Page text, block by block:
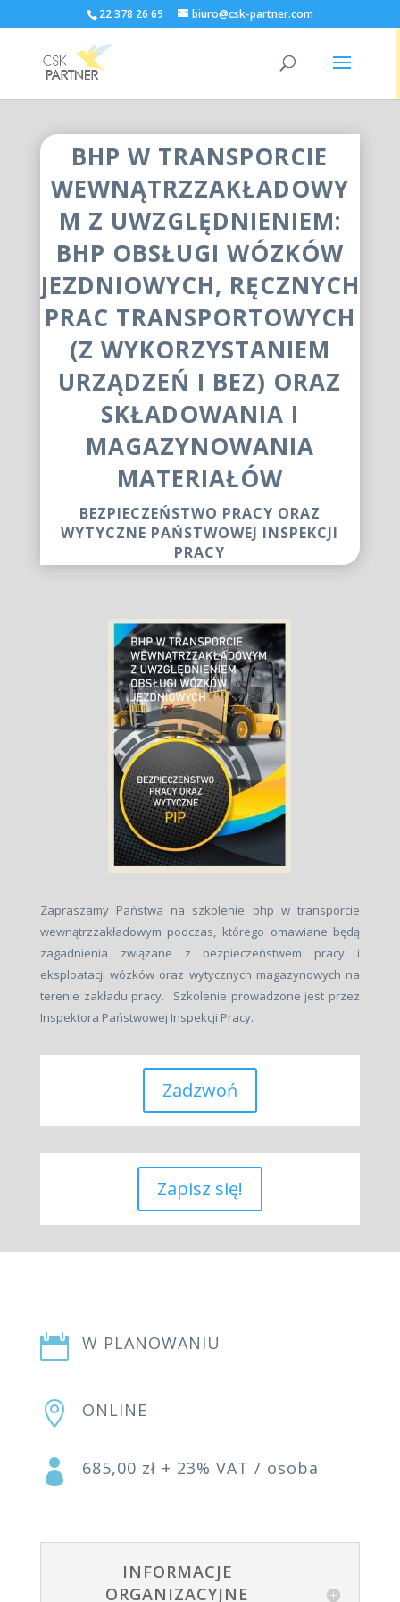
22 378 26 69 biuro@csk-partner.com
BHP W TRANSPORCIE
WEWNĄTRZZAKŁADOWY
M Z UWZGLĘDNIENIEM:
BHP OBSŁUGI WÓZKÓW
JEZDNIOWYCH, RĘCZNYCH
PRAC TRANSPORTOWYCH
(Z WYKORZYSTANIEM
URZĄDZEŃ I BEZ) ORAZ
SKŁADOWANIA I
MAGAZYNOWANIA
MATERIAŁÓW
BEZPIECZEŃSTWO PRACY ORAZ
WYTYCZNE PAŃSTWOWEJ INSPEKCJI
PRACY
Zapraszamy Państwa na szkolenie bhp w transporcie
wewnątrzzakładowym podczas, którego omawiane będą
zagadnienia związane z bezpieczeństwem pracy i
eksploatacji wózków oraz wytycznych magazynowych na
terenie zakładu pracy. Szkolenie prowadzone jest przez
Inspektora Państwowej Inspekcji Pracy.
Zadzwoń
Zapisz się!
 W PLANOWANIU
 ONLINE
 685,00 zł + 23% VAT / osoba
INFORMACJE
ORGANIZACYJNE